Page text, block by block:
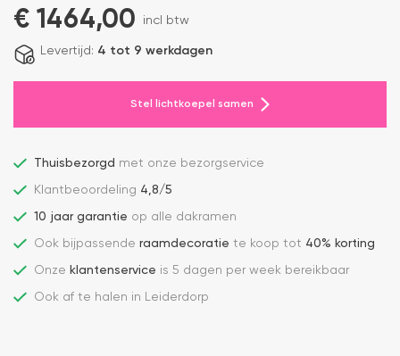
€ 1464,00 incl btw
Levertijd: 4 tot 9 werkdagen
Stel lichtkoepel samen
Thuisbezorgd met onze bezorgservice
Klantbeoordeling 4,8/5
10 jaar garantie op alle dakramen
Ook bijpassende raamdecoratie te koop tot 40% korting
Onze klantenservice is 5 dagen per week bereikbaar
Ook af te halen in Leiderdorp